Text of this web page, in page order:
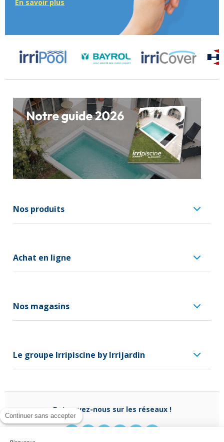
Continuer sans accepter
En savoir plus
Nos produits
Achat en ligne
Nos magasins
Le groupe Irripiscine by Irrijardin
Retrouvez-nous sur les réseaux !